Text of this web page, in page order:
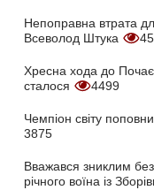
Непоправна втрата
Всеволод Штука
Хресна хода до
сталося
4499
Чемпіон світу
3875
Вважався зниклим
річного воїна із